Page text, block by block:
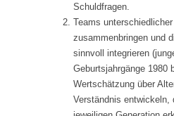
Schuldfragen.
Teams
zusammenbringen und
sinnvoll integrieren
Geburtsjahrgänge 1980
Wertschätzung über
Verständnis entwickeln,